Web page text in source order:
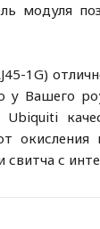
модуля
1G)
у Вашего
Ubiquiti
с